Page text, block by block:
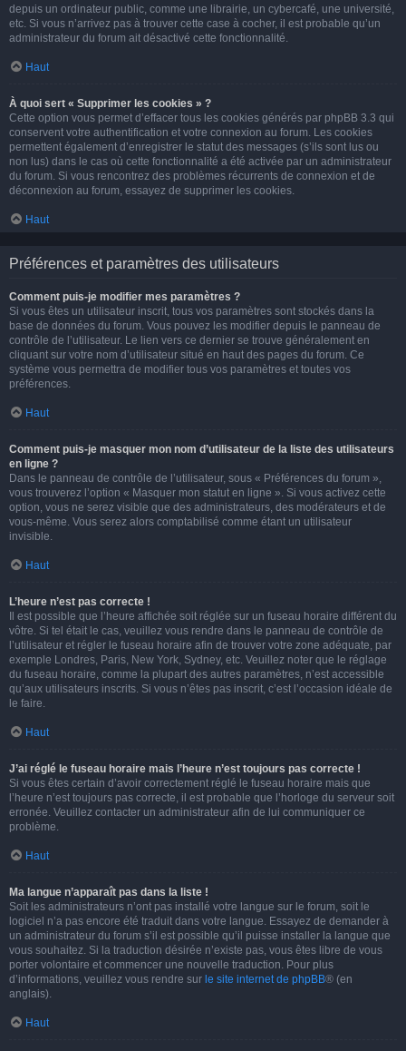
depuis un ordinateur public, comme une librairie, un cybercafé, une université,
etc. Si vous n’arrivez pas à trouver cette case à cocher, il est probable qu’un
administrateur du forum ait désactivé cette fonctionnalité.
Haut
À quoi sert « Supprimer les cookies » ?
Cette option vous permet d’effacer tous les cookies générés par phpBB 3.3 qui
conservent votre authentification et votre connexion au forum. Les cookies
permettent également d’enregistrer le statut des messages (s’ils sont lus ou
non lus) dans le cas où cette fonctionnalité a été activée par un administrateur
du forum. Si vous rencontrez des problèmes récurrents de connexion et de
déconnexion au forum, essayez de supprimer les cookies.
Haut
Préférences et paramètres des utilisateurs
Comment puis-je modifier mes paramètres ?
Si vous êtes un utilisateur inscrit, tous vos paramètres sont stockés dans la
base de données du forum. Vous pouvez les modifier depuis le panneau de
contrôle de l’utilisateur. Le lien vers ce dernier se trouve généralement en
cliquant sur votre nom d’utilisateur situé en haut des pages du forum. Ce
système vous permettra de modifier tous vos paramètres et toutes vos
préférences.
Haut
Comment puis-je masquer mon nom d’utilisateur de la liste des utilisateurs
en ligne ?
Dans le panneau de contrôle de l’utilisateur, sous « Préférences du forum »,
vous trouverez l’option « Masquer mon statut en ligne ». Si vous activez cette
option, vous ne serez visible que des administrateurs, des modérateurs et de
vous-même. Vous serez alors comptabilisé comme étant un utilisateur
invisible.
Haut
L’heure n’est pas correcte !
Il est possible que l’heure affichée soit réglée sur un fuseau horaire différent du
vôtre. Si tel était le cas, veuillez vous rendre dans le panneau de contrôle de
l’utilisateur et régler le fuseau horaire afin de trouver votre zone adéquate, par
exemple Londres, Paris, New York, Sydney, etc. Veuillez noter que le réglage
du fuseau horaire, comme la plupart des autres paramètres, n’est accessible
qu’aux utilisateurs inscrits. Si vous n’êtes pas inscrit, c’est l’occasion idéale de
le faire.
Haut
J’ai réglé le fuseau horaire mais l’heure n’est toujours pas correcte !
Si vous êtes certain d’avoir correctement réglé le fuseau horaire mais que
l’heure n’est toujours pas correcte, il est probable que l’horloge du serveur soit
erronée. Veuillez contacter un administrateur afin de lui communiquer ce
problème.
Haut
Ma langue n’apparaît pas dans la liste !
Soit les administrateurs n’ont pas installé votre langue sur le forum, soit le
logiciel n’a pas encore été traduit dans votre langue. Essayez de demander à
un administrateur du forum s’il est possible qu’il puisse installer la langue que
vous souhaitez. Si la traduction désirée n’existe pas, vous êtes libre de vous
porter volontaire et commencer une nouvelle traduction. Pour plus
d’informations, veuillez vous rendre sur le site internet de phpBB® (en
anglais).
Haut